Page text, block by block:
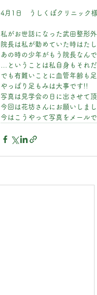
4月1日　うしくぼクリニック
私がお世話になった武田整形
院長は私が勤めていた時はた
あの時の少年がもう院長なんで
…ということは私自身もそれ
でも有難いことに血管年齢も
やっぱり足もみは大事です!!
写真は見学会の日に出させて頂
今回は花坊さんにお願いしまし
今はこうやって写真をメール